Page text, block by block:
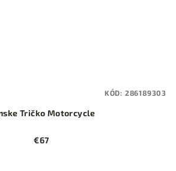
Tričko Motorcycle
€67
KÓD: 286189303